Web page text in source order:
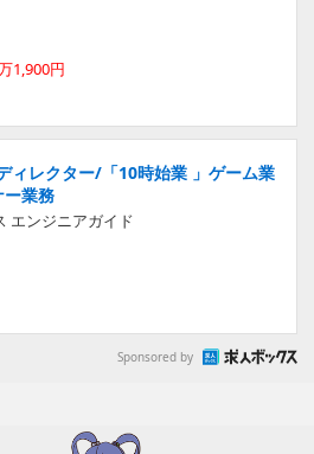
1,900円
ィレクター/「10時始業 」ゲーム業
ー業務
エンジニアガイド
Sponsored by